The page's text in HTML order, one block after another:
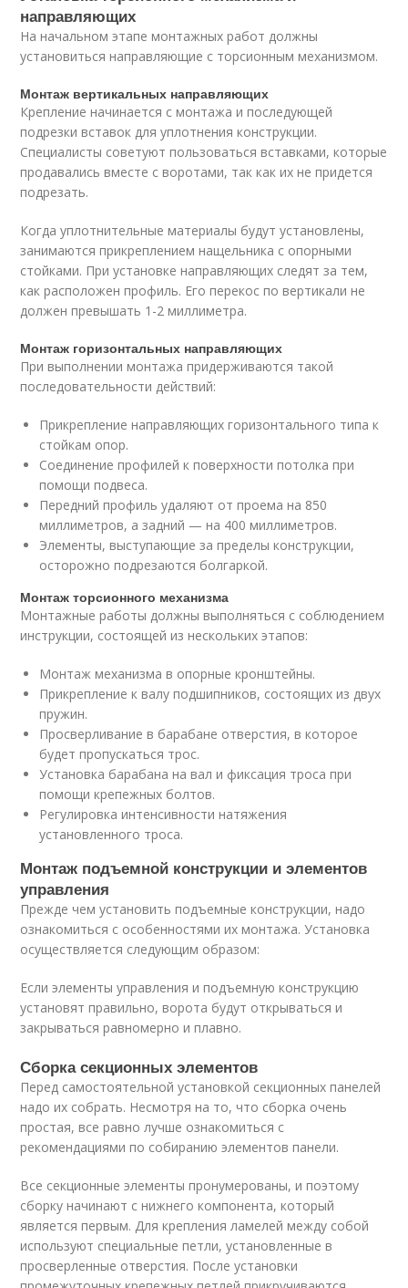
направляющих
На начальном этапе монтажных работ должны
установиться направляющие с торсионным механизмом.
Монтаж вертикальных направляющих
Крепление начинается с монтажа и последующей
подрезки вставок для уплотнения конструкции.
Специалисты советуют пользоваться вставками, которые
продавались вместе с воротами, так как их не придется
подрезать.
Когда уплотнительные материалы будут установлены,
занимаются прикреплением нащельника с опорными
стойками. При установке направляющих следят за тем,
как расположен профиль. Его перекос по вертикали не
должен превышать 1-2 миллиметра.
Монтаж горизонтальных направляющих
При выполнении монтажа придерживаются такой
последовательности действий:
Прикрепление направляющих горизонтального типа к
стойкам опор.
Соединение профилей к поверхности потолка при
помощи подвеса.
Передний профиль удаляют от проема на 850
миллиметров, а задний — на 400 миллиметров.
Элементы, выступающие за пределы конструкции,
осторожно подрезаются болгаркой.
Монтаж торсионного механизма
Монтажные работы должны выполняться с соблюдением
инструкции, состоящей из нескольких этапов:
Монтаж механизма в опорные кронштейны.
Прикрепление к валу подшипников, состоящих из двух
пружин.
Просверливание в барабане отверстия, в которое
будет пропускаться трос.
Установка барабана на вал и фиксация троса при
помощи крепежных болтов.
Регулировка интенсивности натяжения
установленного троса.
Монтаж подъемной конструкции и элементов
управления
Прежде чем установить подъемные конструкции, надо
ознакомиться с особенностями их монтажа. Установка
осуществляется следующим образом:
Если элементы управления и подъемную конструкцию
установят правильно, ворота будут открываться и
закрываться равномерно и плавно.
Сборка секционных элементов
Перед самостоятельной установкой секционных панелей
надо их собрать. Несмотря на то, что сборка очень
простая, все равно лучше ознакомиться с
рекомендациями по собиранию элементов панели.
Все секционные элементы пронумерованы, и поэтому
сборку начинают с нижнего компонента, который
является первым. Для крепления ламелей между собой
используют специальные петли, установленные в
просверленные отверстия. После установки